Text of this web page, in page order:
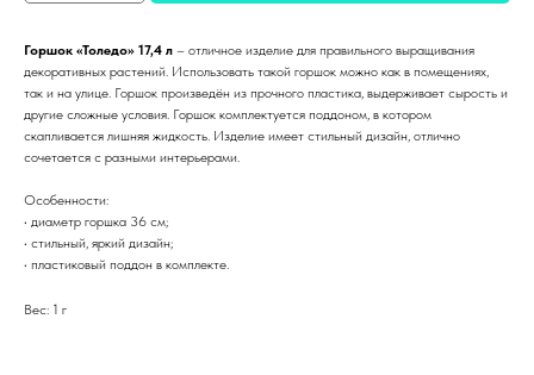
Горшок «Толедо» 17,4 л – отличное изделие для правильного выращивания
декоративных растений. Использовать такой горшок можно как в помещениях,
так и на улице. Горшок произведён из прочного пластика, выдерживает сырость и
другие сложные условия. Горшок комплектуется поддоном, в котором
скапливается лишняя жидкость. Изделие имеет стильный дизайн, отлично
сочетается с разными интерьерами.
Особенности:
• диаметр горшка 36 см;
• стильный, яркий дизайн;
• пластиковый поддон в комплекте.
Вес: 1 г